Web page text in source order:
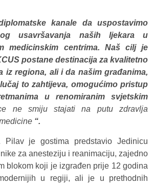
kanale da uspostavimo
usavršavanja naših ljekara u
medicinskim centrima. Naš cilj je
postane destinacija za kvalitetno
iz regiona, ali i da našim građanima,
to zahtijeva, omogućimo pristup
u renomiranim svjetskim
ne smiju stajati na putu zdravlja
“.
Pilav je gostima predstavio Jedinicu
za anesteziju i reanimaciju, zajedno
blokom koji je izgrađen prije 12 godina
u regiji, ali je u prethodnih